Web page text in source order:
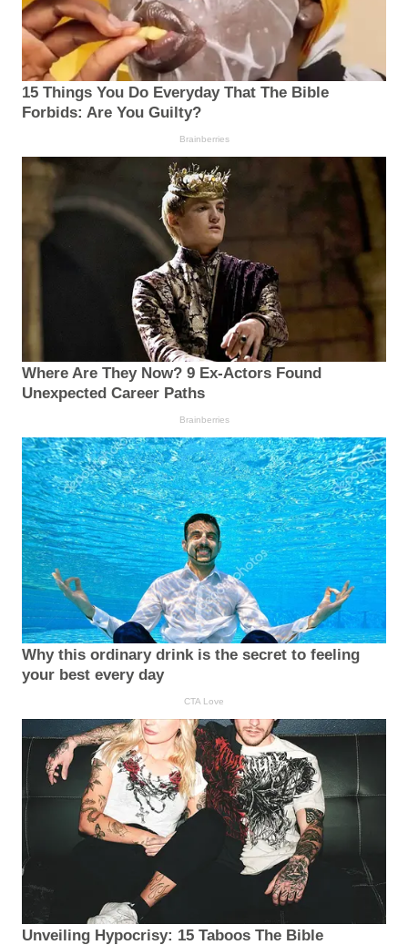
15 Things You Do Everyday That The Bible
Forbids: Are You Guilty?
Brainberries
Where Are They Now? 9 Ex-Actors Found
Unexpected Career Paths
Brainberries
Why this ordinary drink is the secret to feeling
your best every day
CTA Love
Unveiling Hypocrisy: 15 Taboos The Bible